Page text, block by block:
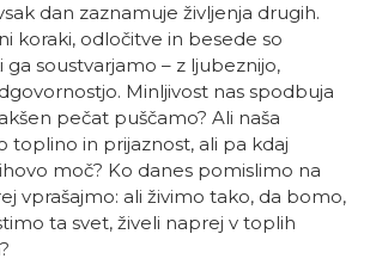
dan zaznamuje življenja drugih.
koraki, odločitve in besede so
ga soustvarjamo – z ljubeznijo,
Minljivost nas spodbuja
pečat puščamo? Ali naša
toplino in prijaznost, ali pa kdaj
moč? Ko danes pomislimo na
vprašajmo: ali živimo tako, da bomo,
ta svet, živeli naprej v toplih